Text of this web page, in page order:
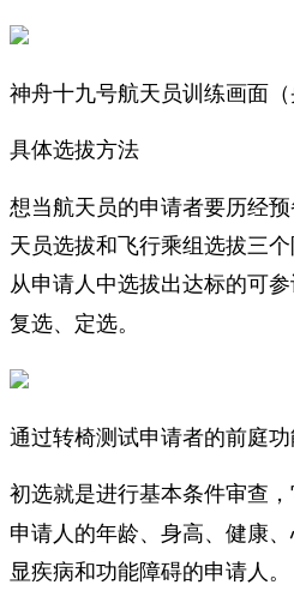
神舟十九号航天员训练画面（
具体选拔方法
想当航天员的申请者要历经
天员选拔和飞行乘组选拔三
从申请人中选拔出达标的可参
复选、定选。
通过转椅测试申请者的前庭
初选就是进行基本条件审查
申请人的年龄、身高、健康
显疾病和功能障碍的申请人。